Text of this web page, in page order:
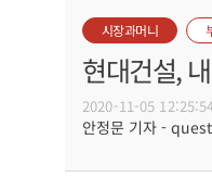
시장과머니
현대건설,
2020-11-05
안정문 기자 -